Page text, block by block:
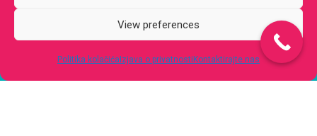
View preferences
Politika kolačića Izjava o privatnosti Kontaktirajte nas
- Ulica Blage Zadre 14
- Dužice 1